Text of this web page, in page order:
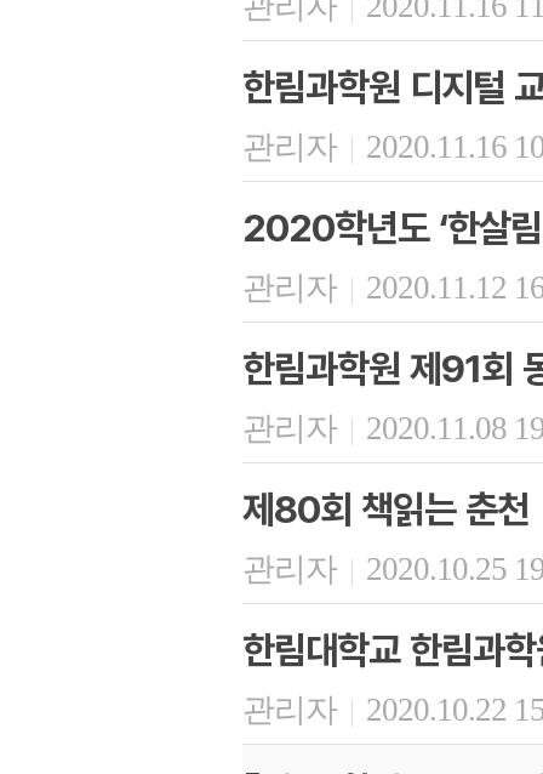
|
한림과학원 디지털
관리자 | 2020.11.16
2020학년도 ‘한살
관리자 | 2020.11.12
한림과학원 제91회
관리자 | 2020.11.08
제80회 책읽는 춘천
관리자 | 2020.10.25
한림대학교 한림과
관리자 | 2020.10.22